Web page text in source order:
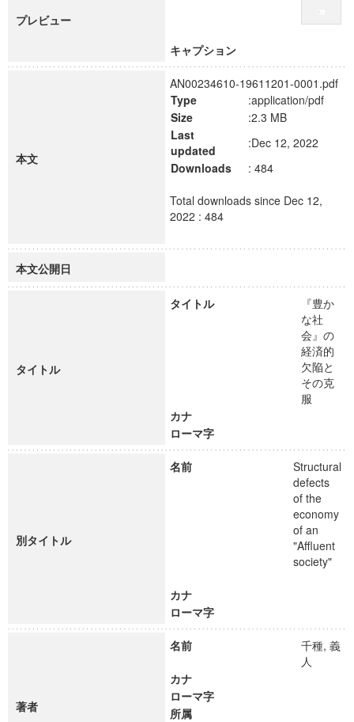
プレビュー
キャプション
本文
AN00234610-19611201-0001.pdf
Type
:application/pdf
Size
:2.3 MB
Last
updated
:Dec 12, 2022
Downloads
: 484
Total downloads since Dec 12,
2022 : 484
本文公開日
タイトル
タイトル
『豊か
な社
会』の
経済的
欠陥と
その克
服
カナ
ローマ字
別タイトル
名前
Structural
defects
of the
economy
of an
"Affluent
society"
カナ
ローマ字
著者
名前
千種, 義
人
カナ
ローマ字
所属